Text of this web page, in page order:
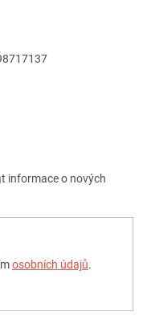
informace o nových
osobních údajů.